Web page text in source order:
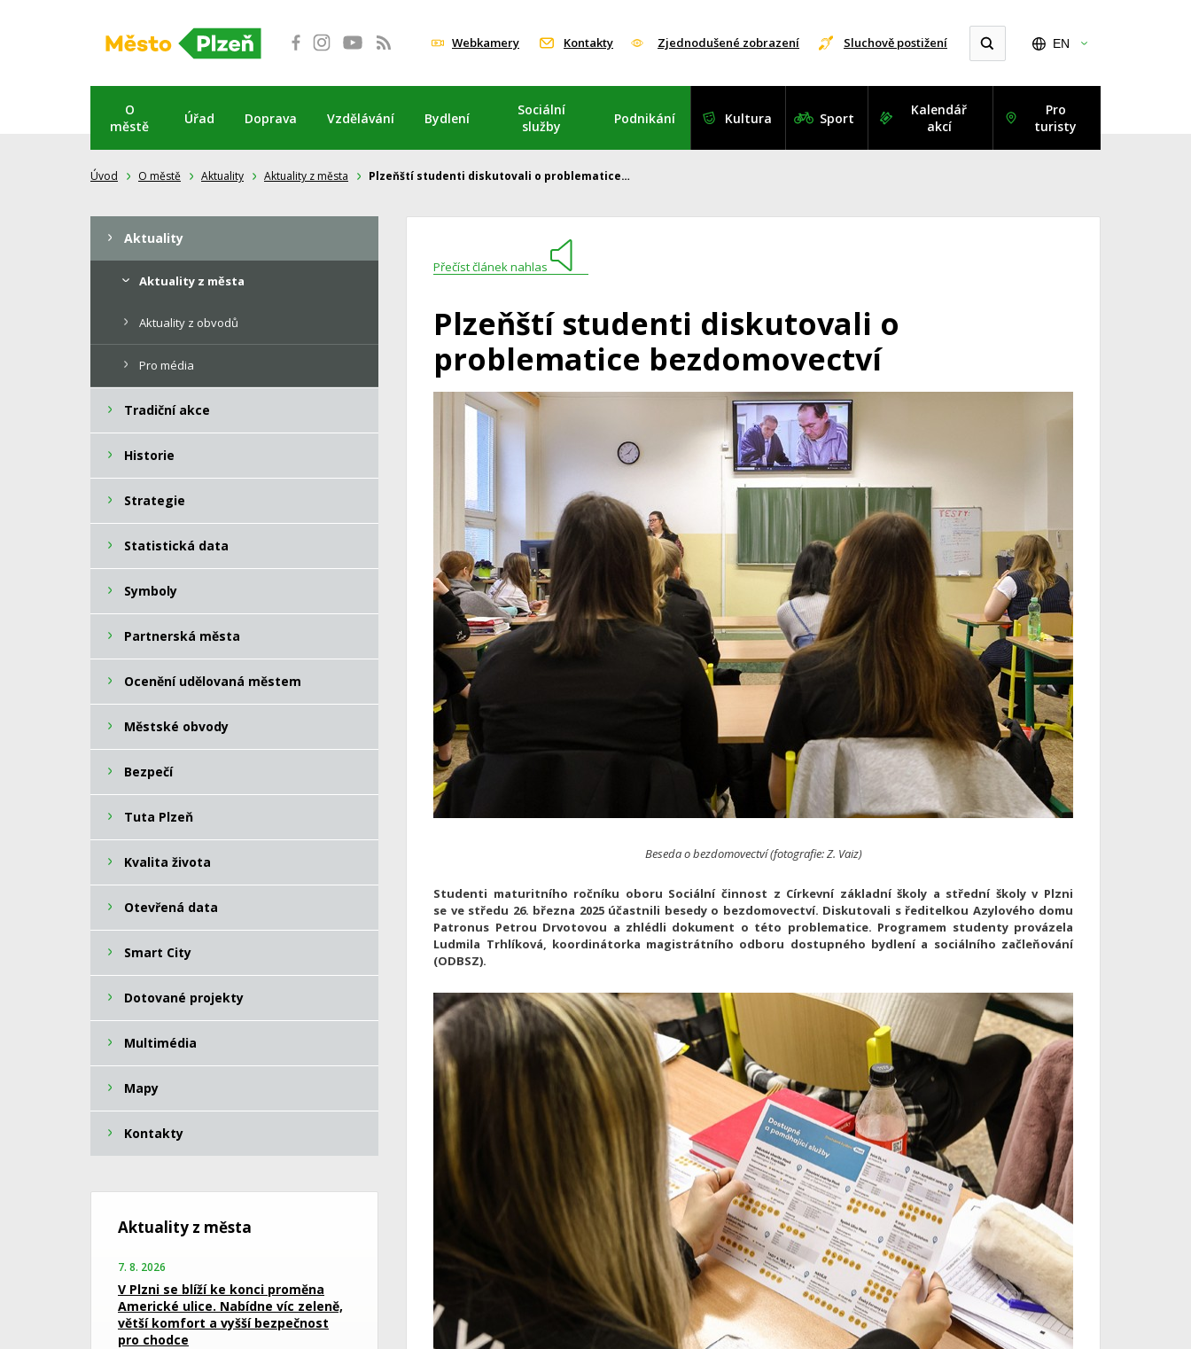
Webkamery Kontakty Zjednodušené zobrazení Sluchově postižení EN
O
městě
Úřad Doprava Vzdělávání Bydlení
Sociální
služby
Podnikání Kultura Sport
Kalendář
akcí
Pro
turisty
Úvod O městě Aktuality Aktuality z města Plzeňští studenti diskutovali o problematice…
Přečíst článek nahlas
Plzeňští studenti diskutovali o
problematice bezdomovectví
Beseda o bezdomovectví (fotografie: Z. Vaiz)
Studenti maturitního ročníku oboru Sociální činnost z Církevní základní školy a střední školy v Plzni
se ve středu 26. března 2025 účastnili besedy o bezdomovectví. Diskutovali s ředitelkou Azylového domu
Patronus Petrou Drvotovou a zhlédli dokument o této problematice. Programem studenty provázela
Ludmila Trhlíková, koordinátorka magistrátního odboru dostupného bydlení a sociálního začleňování
(ODBSZ).
Aktuality
Aktuality z města
Aktuality z obvodů
Pro média
Tradiční akce
Historie
Strategie
Statistická data
Symboly
Partnerská města
Ocenění udělovaná městem
Městské obvody
Bezpečí
Tuta Plzeň
Kvalita života
Otevřená data
Smart City
Dotované projekty
Multimédia
Mapy
Kontakty
Aktuality z města
7. 8. 2026
V Plzni se blíží ke konci proměna
Americké ulice. Nabídne víc zeleně,
větší komfort a vyšší bezpečnost
pro chodce